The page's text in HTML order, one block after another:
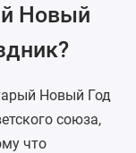
Новый
Новый Год
союза,
что